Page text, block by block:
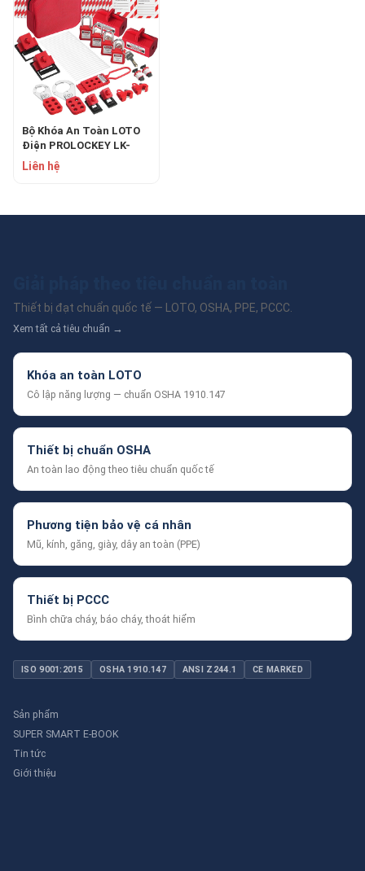
Bộ Khóa An Toàn LOTO
Điện PROLOCKEY LK-
AQGS01 – Đầy Đủ 47
Món
Liên hệ
Thiết bị đạt chuẩn quốc tế — LOTO, OSHA, PPE, PCCC.
Xem tất cả tiêu chuẩn →
Khóa an toàn LOTO
Cô lập năng lượng — chuẩn OSHA 1910.147
Thiết bị chuẩn OSHA
An toàn lao động theo tiêu chuẩn quốc tế
Phương tiện bảo vệ cá nhân
Mũ, kính, găng, giày, dây an toàn (PPE)
Thiết bị PCCC
Bình chữa cháy, báo cháy, thoát hiểm
ISO 9001:2015 OSHA 1910.147 ANSI Z244.1 CE MARKED
Sản phẩm
SUPER SMART E-BOOK
Tin tức
Giới thiệu